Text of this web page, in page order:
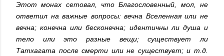
Этот монах сетовал, что Благословенный, мол, не
ответил на важные вопросы: вечна Вселенная или не
вечна; конечна или бесконечна; идентичны ли душа и
тело или это разные вещи; существует ли
Татхагата после смерти или не существует; и т.д.